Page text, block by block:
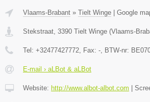
Vlaams-Brabant » Tielt Winge Google
Stekstraat, 3390 Tielt Winge (Vlaams-
Tel: +32477427772, Fax: -, BTW-nr:
E-mail › aLBot & aLBot
Website: http://www.albot-albot.com